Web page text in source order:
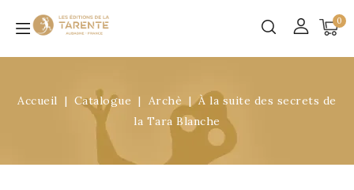
0
Accueil Catalogue Archè
À la suite des secrets de
la Tara Blanche